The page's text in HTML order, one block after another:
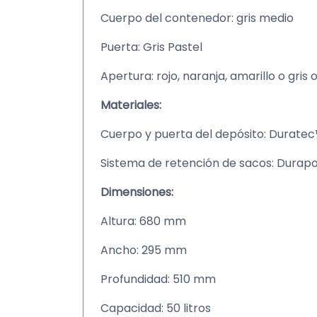
Cuerpo del contenedor: gris medio
Puerta: Gris Pastel
Apertura: rojo, naranja, amarillo o gris
Materiales:
Cuerpo y puerta del depósito:
Sistema de retención de sacos:
Dimensiones:
Altura: 680 mm
Ancho: 295 mm
Profundidad: 510 mm
Capacidad: 50 litros